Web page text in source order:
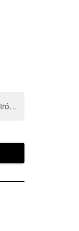
Dirección de correo electrónico